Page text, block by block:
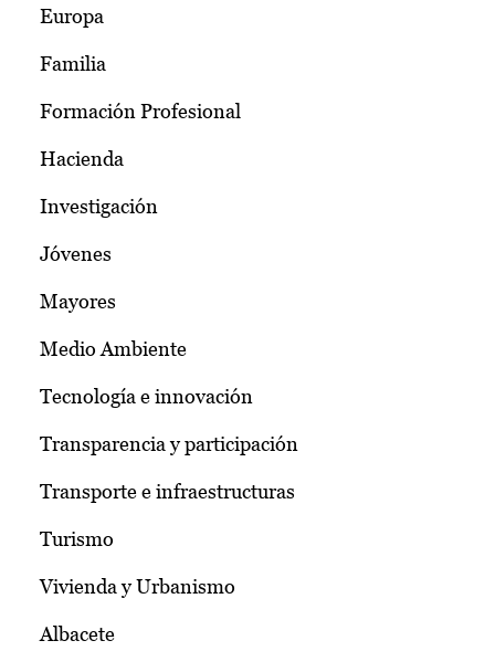
Europa
Familia
Formación Profesional
Hacienda
Investigación
Jóvenes
Mayores
Medio Ambiente
Tecnología e innovación
Transparencia y participación
Transporte e infraestructuras
Turismo
Vivienda y Urbanismo
Albacete